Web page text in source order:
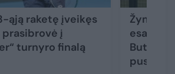
ąją raketę įveikęs
prasibrovė į
turnyro finalą
Žymiai
esantį
Butvilas